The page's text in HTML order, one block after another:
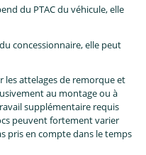
du PTAC du véhicule, elle
concessionnaire, elle peut
les attelages de remorque et
au montage ou à
supplémentaire requis
peuvent fortement varier
pris en compte dans le temps